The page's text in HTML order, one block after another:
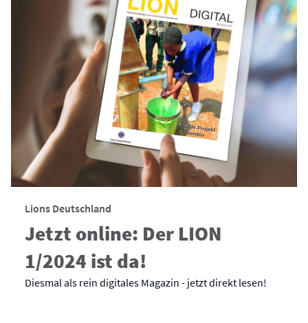
Lions Deutschland
Jetzt online: Der LION
1/2024 ist da!
Diesmal als rein digitales Magazin - jetzt direkt lesen!